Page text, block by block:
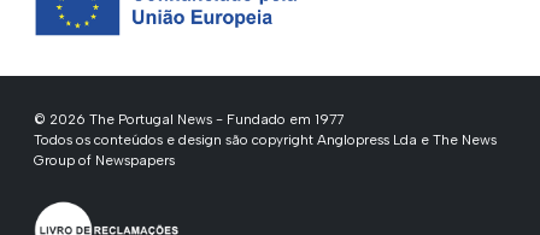
© 2026 The Portugal News - Fundado em 1977
Todos os conteúdos e design são copyright Anglopress Lda e The News
Group of Newspapers